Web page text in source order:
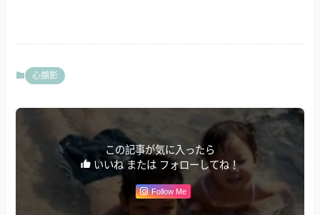
心擷影
この記事が気に入ったら
いいね または フォローしてね！
Follow Me